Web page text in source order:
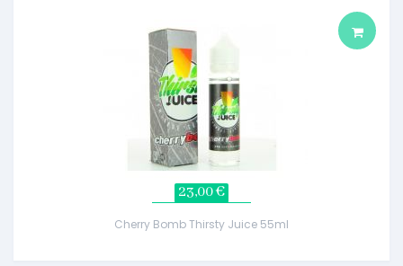
23,00 €
Cherry Bomb Thirsty Juice 55ml